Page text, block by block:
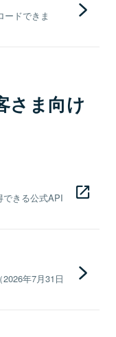
ードできま
さま向け
できる公式API
年7月31日